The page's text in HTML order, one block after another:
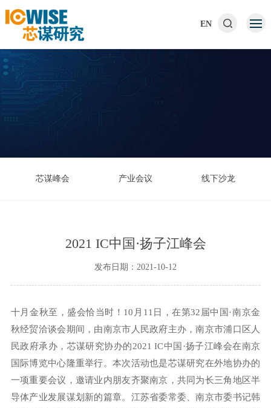
EN
芯谋峰会 产业会议 线下沙龙
2021 IC中国·扬子江峰会
发布日期：2021-10-12
十月金秋至，盛会恰当时！10月11日，在第32届中国·南京金
秋经贸洽谈会期间，由南京市人民政府主办，南京市浦口区人
民政府承办，芯谋研究协办的2021 IC中国·扬子江峰会在南京
国际博览中心隆重举行。本次活动也是芯谋研究在外地协办的
一项重要会议，邀请业内朋友齐聚南京，共同为长三角地区半
导体产业发展谋划新的篇章。江苏省委常委、南京市委书记韩